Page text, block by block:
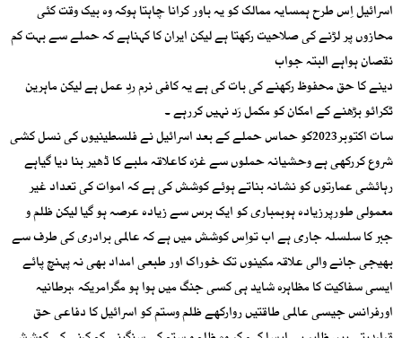
اسرائیل اِس طرح ہمسایہ ممالک کو یہ باور کرانا چاہتا ہوکہ وہ بیک وقت کئی
محازوں پر لڑنے کی صلاحیت رکھتا ہے لیکن ایران کا کہناہے کہ حملے سے بہت کم
نقصان ہواہے البتہ جواب
دینے کا حق محفوظ رکھنے کی بات کی ہے یہ کافی نرم ردِ عمل ہے لیکن ماہرین
ٹکرائو بڑھنے کے امکان کو مکمل رَد نہیں کررہے ۔
سات اکتوبر2023کو حماس حملے کے بعد اسرائیل نے فلسطینیوں کی نسل کشی
شروع کررکھی ہے وحشیانہ حملوں سے غزہ کاعلاقہ ملبے کا ڈھیر بنا دیا گیاہے
رہائشی عمارتوں کو نشانہ بناتے ہوئے کوشش کی ہے کہ اموات کی تعداد غیر
معمولی طورپرزیادہ ہوبمباری کو ایک برس سے زیادہ عرصہ ہو گیا لیکن ظلم و
جبر کا سلسلہ جاری ہے اب تواِس کوشش میں ہے کہ عالمی برادری کی طرف سے
بھیجی جانے والی علاقہ مکینوں تک خوراک اور طبعی امداد بھی نہ پہنچ پائے
ایسی سفاکیت کا مظاہرہ شاید ہی کسی جنگ میں ہوا ہو مگرامریکہ ،برطانیہ
اورفرانس جیسی عالمی طاقتیں روارکھے ظلم وستم کو اسرائیل کا دفاعی حق